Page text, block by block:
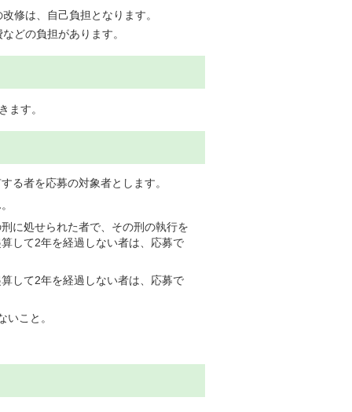
修は、自己負担となります。
どの負担があります。
きます。
る者を応募の対象者とします。
に処せられた者で、その刑の執行を
して2年を経過しない者は、応募で
して2年を経過しない者は、応募で
こと。